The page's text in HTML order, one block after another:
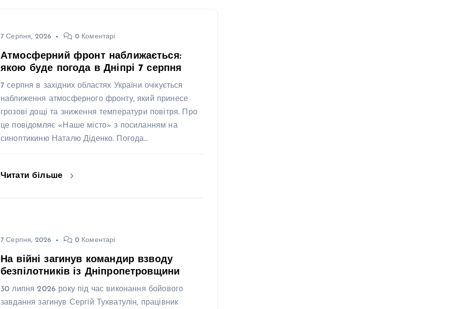
7 Серпня, 2026 0 Коментарі
Атмосферний фронт наближається:
якою буде погода в Дніпрі 7 серпня
7 серпня в західних областях України очікується
наближення атмосферного фронту, який принесе
грозові дощі та зниження температури повітря. Про
це повідомляє «Наше місто» з посиланням на
синоптикиню Наталю Діденко. Погода…
Читати більше
7 Серпня, 2026 0 Коментарі
На війні загинув командир взводу
безпілотників із Дніпропетровщини
30 липня 2026 року під час виконання бойового
завдання загинув Сергій Тухватулін, працівник